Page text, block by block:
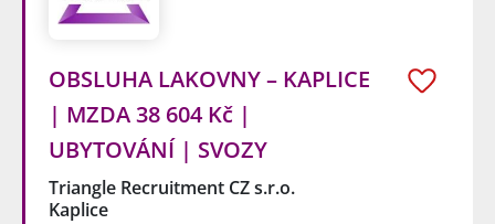
OBSLUHA LAKOVNY – KAPLICE
| MZDA 38 604 Kč |
UBYTOVÁNÍ | SVOZY
Triangle Recruitment CZ s.r.o.
Kaplice